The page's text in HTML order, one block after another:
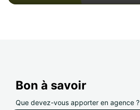
Bon à savoir
Que devez-vous apporter en agence ?